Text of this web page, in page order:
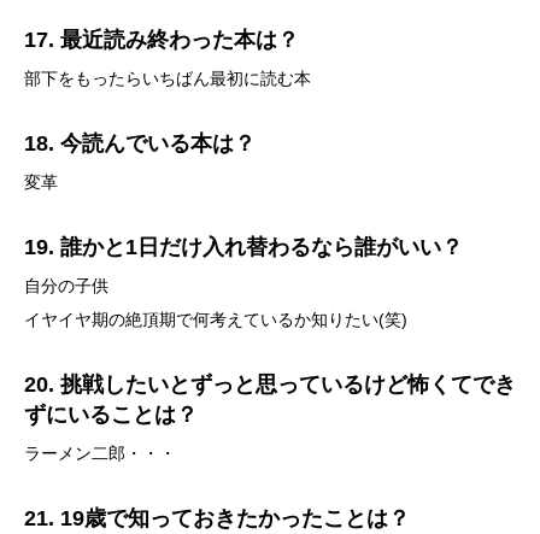
17. 最近読み終わった本は？
部下をもったらいちばん最初に読む本
18. 今読んでいる本は？
変革
19. 誰かと1日だけ入れ替わるなら誰がいい？
自分の子供
イヤイヤ期の絶頂期で何考えているか知りたい(笑)
20. 挑戦したいとずっと思っているけど怖くてでき
ずにいることは？
ラーメン二郎・・・
21. 19歳で知っておきたかったことは？